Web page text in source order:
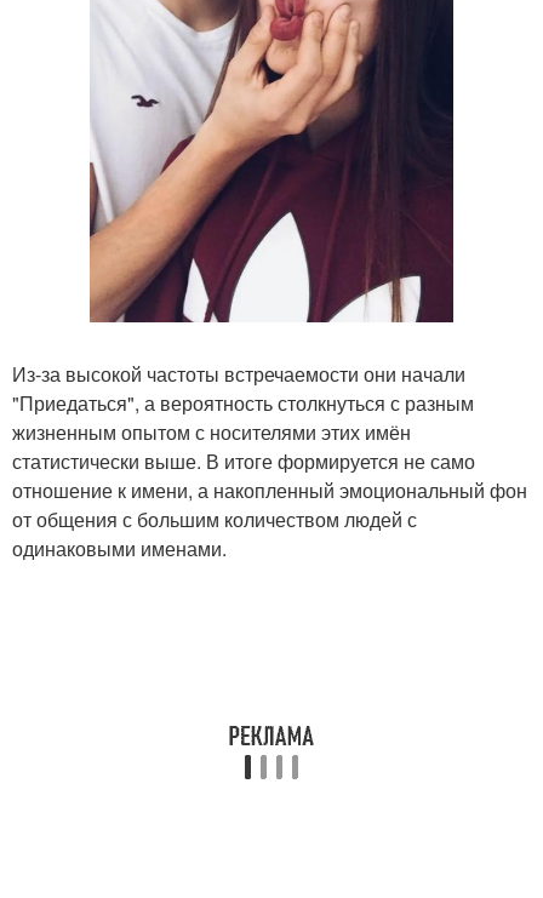
Из-за высокой частоты встречаемости они начали
"Приедаться", а вероятность столкнуться с разным
жизненным опытом с носителями этих имён
статистически выше. В итоге формируется не само
отношение к имени, а накопленный эмоциональный фон
от общения с большим количеством людей с
одинаковыми именами.